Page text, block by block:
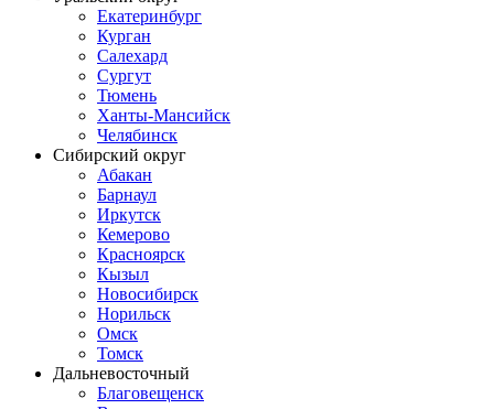
Екатеринбург
Курган
Салехард
Сургут
Тюмень
Ханты-Мансийск
Челябинск
Сибирский округ
Абакан
Барнаул
Иркутск
Кемерово
Красноярск
Кызыл
Новосибирск
Норильск
Омск
Томск
Дальневосточный
Благовещенск